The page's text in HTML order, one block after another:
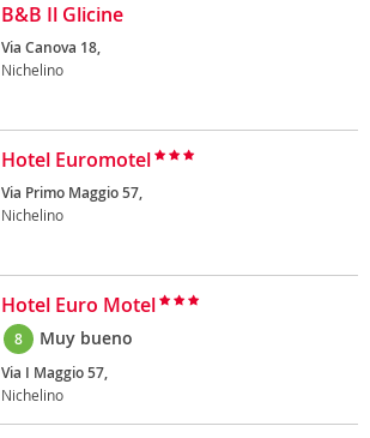
B&B Il Glicine
Via Canova 18,
Nichelino
Hotel Euromotel
Via Primo Maggio 57,
Nichelino
Hotel Euro Motel
8 Muy bueno
Via I Maggio 57,
Nichelino